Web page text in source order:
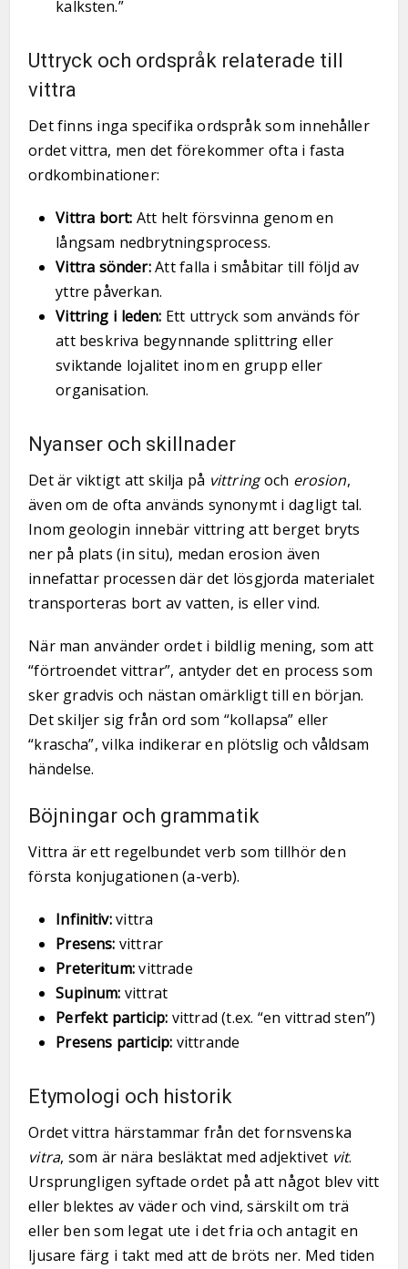
kalksten.”
Uttryck och ordspråk relaterade till
vittra
Det finns inga specifika ordspråk som innehåller
ordet vittra, men det förekommer ofta i fasta
ordkombinationer:
Vittra bort: Att helt försvinna genom en
långsam nedbrytningsprocess.
Vittra sönder:Att falla i småbitar till följd av
yttre påverkan.
Vittring i leden: Ett uttryck som används för
att beskriva begynnande splittring eller
sviktande lojalitet inom en grupp eller
organisation.
Nyanser och skillnader
Det är viktigt att skilja på vittringoch erosion,
även om de ofta används synonymt i dagligt tal.
Inom geologin innebär vittring att berget bryts
ner på plats (in situ), medan erosion även
innefattar processen där det lösgjorda materialet
transporteras bort av vatten, is eller vind.
När man använder ordet i bildlig mening, som att
“förtroendet vittrar”, antyder det en process som
sker gradvis och nästan omärkligt till en början.
Det skiljer sig från ord som “kollapsa” eller
“krascha”, vilka indikerar en plötslig och våldsam
händelse.
Böjningar och grammatik
Vittra är ett regelbundet verb som tillhör den
första konjugationen (a-verb).
Infinitiv:vittra
Presens: vittrar
Preteritum:vittrade
Supinum: vittrat
Perfekt particip: vittrad (t.ex. “en vittrad sten”)
Presens particip: vittrande
Etymologi och historik
Ordet vittra härstammar från det fornsvenska
vitra, som är nära besläktat med adjektivet vit.
Ursprungligen syftade ordet på att något blev vitt
eller blektes av väder och vind, särskilt om trä
eller ben som legat ute i det fria och antagit en
ljusare färg i takt med att de bröts ner. Med tiden